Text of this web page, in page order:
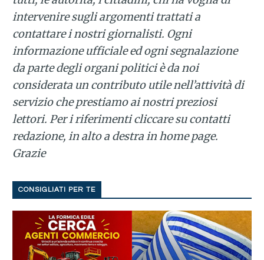
intervenire sugli argomenti trattati a
contattare i nostri giornalisti. Ogni
informazione ufficiale ed ogni segnalazione
da parte degli organi politici è da noi
considerata un contributo utile nell’attività di
servizio che prestiamo ai nostri preziosi
lettori. Per i riferimenti cliccare su contatti
redazione, in alto a destra in home page.
Grazie
CONSIGLIATI PER TE